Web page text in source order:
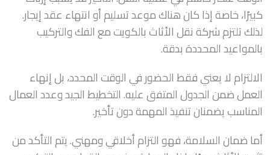
كبيرًا، خاصة إذا كان هناك موعد تسليم أو انتهاء عقد إيجار.
لذلك تلتزم شركة نقل الأثاث بالكويت مع الفك والتركيب
بالمواعيد المحددة بدقة.
الالتزام لا يعني فقط الحضور في الوقت المحدد، بل إنهاء
العمل ضمن الجدول المتفق عليه. التخطيط الجيد وعدد العمال
المناسب يضمنان تنفيذ المهمة دون تأخير.
أما ضمان السلامة، فهو التزام أخلاقي ومهني. يتم التأكد من